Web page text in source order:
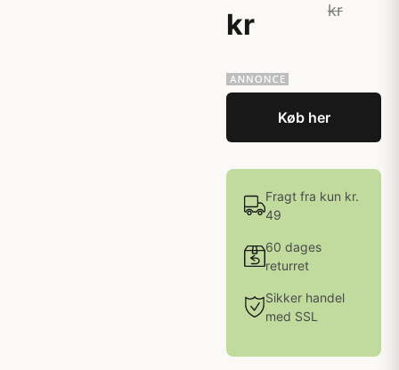
kr
kr
Køb her
Fragt fra kun kr.
49
60 dages
returret
Sikker handel
med SSL